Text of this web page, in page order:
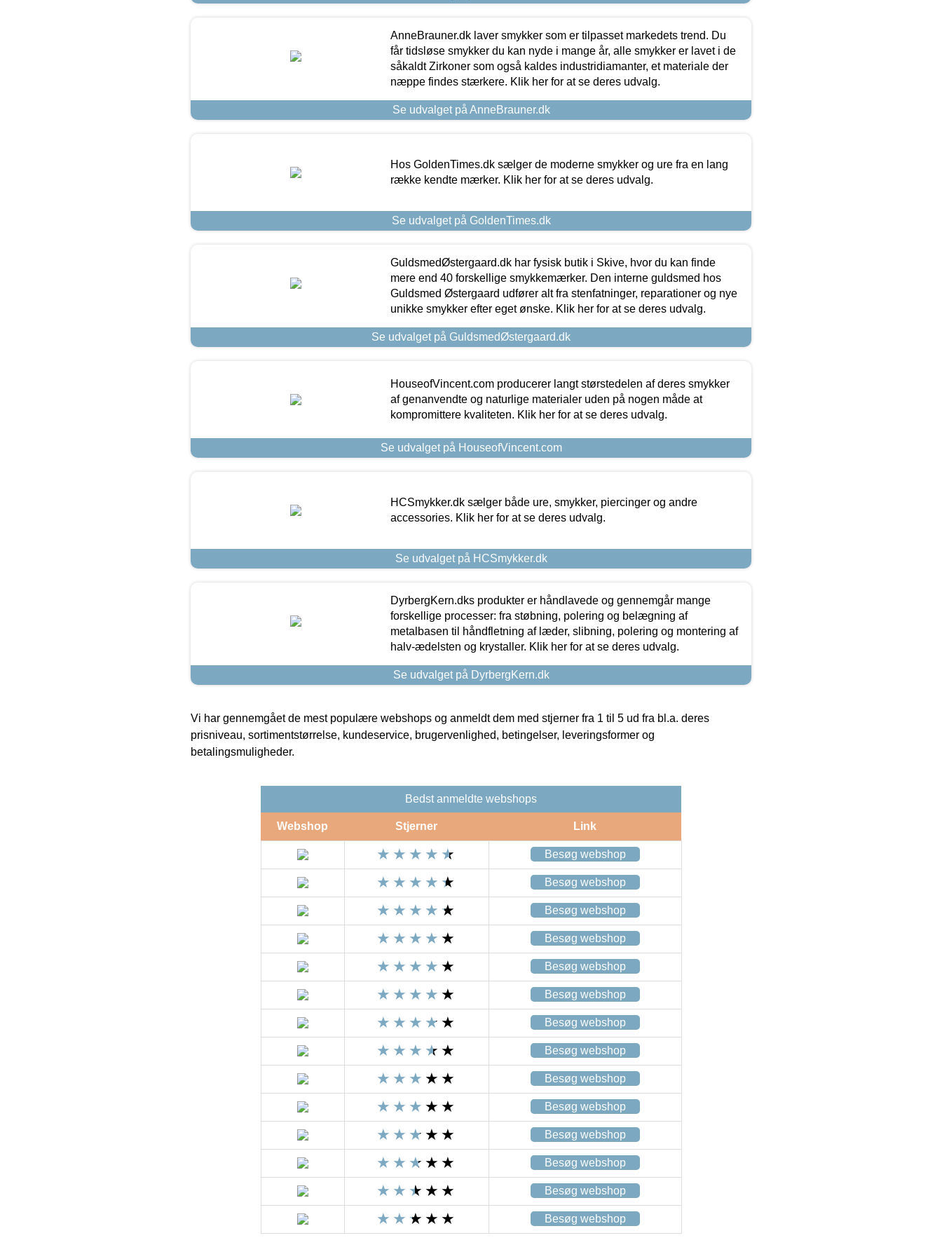
AnneBrauner.dk laver smykker som er tilpasset markedets trend. Du
får tidsløse smykker du kan nyde i mange år, alle smykker er lavet i de
såkaldt Zirkoner som også kaldes industridiamanter, et materiale der
næppe findes stærkere. Klik her for at se deres udvalg.
Se udvalget på AnneBrauner.dk
Hos GoldenTimes.dk sælger de moderne smykker og ure fra en lang
række kendte mærker. Klik her for at se deres udvalg.
Se udvalget på GoldenTimes.dk
GuldsmedØstergaard.dk har fysisk butik i Skive, hvor du kan finde
mere end 40 forskellige smykkemærker. Den interne guldsmed hos
Guldsmed Østergaard udfører alt fra stenfatninger, reparationer og nye
unikke smykker efter eget ønske. Klik her for at se deres udvalg.
Se udvalget på GuldsmedØstergaard.dk
HouseofVincent.com producerer langt størstedelen af deres smykker
af genanvendte og naturlige materialer uden på nogen måde at
kompromittere kvaliteten. Klik her for at se deres udvalg.
Se udvalget på HouseofVincent.com
HCSmykker.dk sælger både ure, smykker, piercinger og andre
accessories. Klik her for at se deres udvalg.
Se udvalget på HCSmykker.dk
DyrbergKern.dks produkter er håndlavede og gennemgår mange
forskellige processer: fra støbning, polering og belægning af
metalbasen til håndfletning af læder, slibning, polering og montering af
halv-ædelsten og krystaller. Klik her for at se deres udvalg.
Se udvalget på DyrbergKern.dk
Vi har gennemgået de mest populære webshops og anmeldt dem med stjerner fra 1 til 5 ud fra bl.a. deres
prisniveau, sortimentstørrelse, kundeservice, brugervenlighed, betingelser, leveringsformer og
betalingsmuligheder.
Bedst anmeldte webshops
Webshop Stjerner Link
Besøg webshop
Besøg webshop
Besøg webshop
Besøg webshop
Besøg webshop
Besøg webshop
Besøg webshop
Besøg webshop
Besøg webshop
Besøg webshop
Besøg webshop
Besøg webshop
Besøg webshop
Besøg webshop